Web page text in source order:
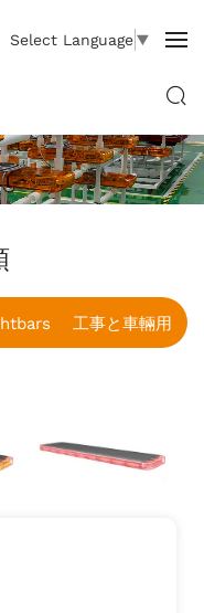
Select Language▼
工事と車輛用